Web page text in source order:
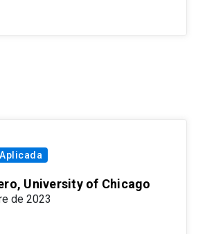
University of Chicago
de 2023